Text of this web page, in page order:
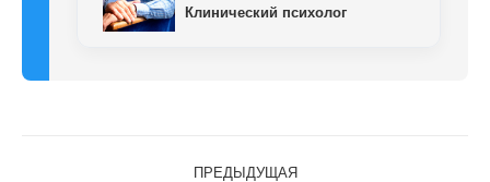
Клинический психолог
НавигацияПРЕДЫДУЩАЯ